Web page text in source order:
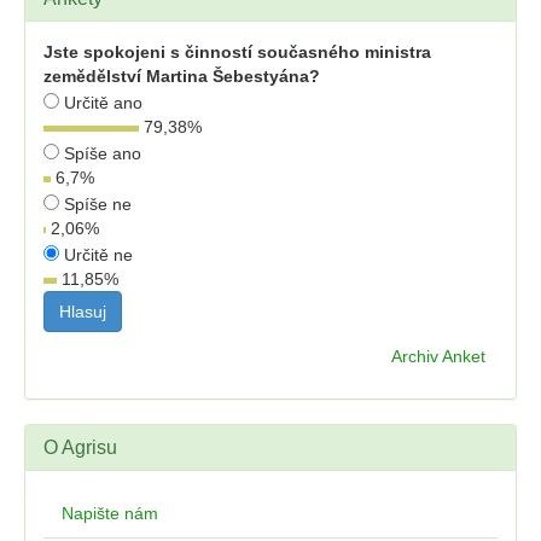
Jste spokojeni s činností současného ministra
zemědělství Martina Šebestyána?
Určitě ano
79,38%
Spíše ano
6,7%
Spíše ne
2,06%
Určitě ne
11,85%
Archiv Anket
O Agrisu
Napište nám